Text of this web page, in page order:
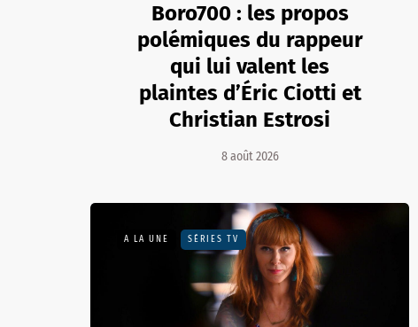
Boro700 : les propos
polémiques du rappeur
qui lui valent les
plaintes d’Éric Ciotti et
Christian Estrosi
8 août 2026
A LA UNE SÉRIES TV